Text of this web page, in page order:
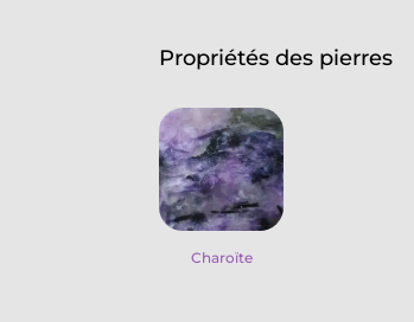
Propriétés des pierres
Charoïte